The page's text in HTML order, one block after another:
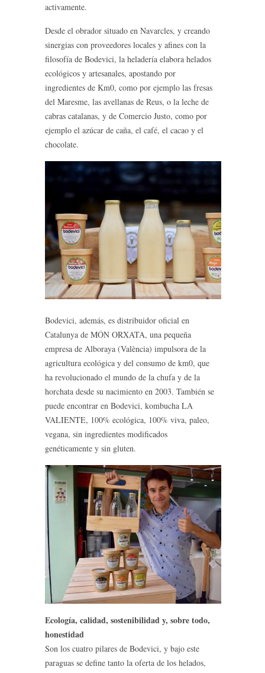
activamente.
Desde el obrador situado en Navarcles, y creando
sinergias con proveedores locales y afines con la
filosofía de Bodevici, la heladería elabora helados
ecológicos y artesanales, apostando por
ingredientes de Km0, como por ejemplo las fresas
del Maresme, las avellanas de Reus, o la leche de
cabras catalanas, y de Comercio Justo, como por
ejemplo el azúcar de caña, el café, el cacao y el
chocolate.
Bodevici, además, es distribuidor oficial en
Catalunya de MÓN ORXATA, una pequeña
empresa de Alboraya (València) impulsora de la
agricultura ecológica y del consumo de km0, que
ha revolucionado el mundo de la chufa y de la
horchata desde su nacimiento en 2003. También se
puede encontrar en Bodevici, kombucha LA
VALIENTE, 100% ecológica, 100% viva, paleo,
vegana, sin ingredientes modificados
genéticamente y sin gluten.
Ecología, calidad, sostenibilidad y, sobre todo,
honestidad
Son los cuatro pilares de Bodevici, y bajo este
paraguas se define tanto la oferta de los helados,